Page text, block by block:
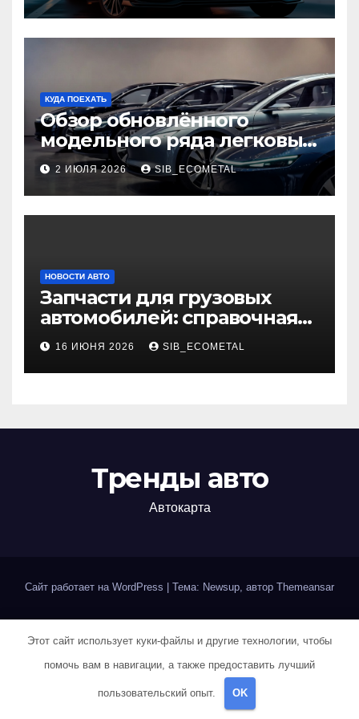
КУДА ПОЕХАТЬ
Обзор обновлённого
модельного ряда легковых
автомобилей 2026 года
2 ИЮЛЯ 2026 SIB_ECOMETAL
НОВОСТИ АВТО
Запчасти для грузовых
автомобилей: справочная
база по корейским и
японским моделям
16 ИЮНЯ 2026 SIB_ECOMETAL
Тренды авто
Автокарта
Сайт работает на WordPress Тема: Newsup, автор Themeansar
Авокадо Авокадо Авокадо Авокадо Авокадо Авокадо
Авторам и правообладателям Айзек Азимов — Основание
Этот сайт использует куки-файлы и другие технологии, чтобы
помочь вам в навигации, а также предоставить лучший
пользовательский опыт. OK